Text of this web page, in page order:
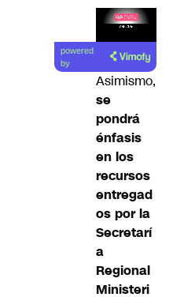
Lea el
artículo
powered
by
Asimismo,
se
pondrá
énfasis
en los
recursos
entregad
os por la
Secretarí
a
Regional
Ministeri